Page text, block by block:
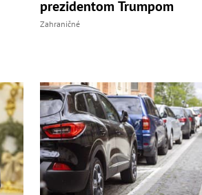
prezidentom Trumpom
Zahraničné